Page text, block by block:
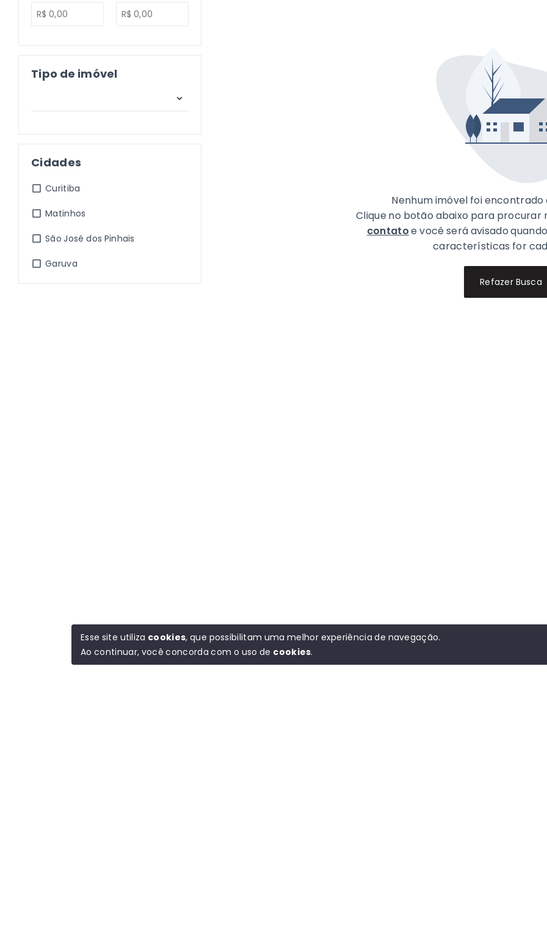
Tipo de imóvel
Cidades
Curitiba
Matinhos
São José dos Pinhais
Garuva
Nenhum imóvel foi encontrado
Clique no botão abaixo para procurar
contatoe você será avisado
características for
Refazer Busca
Esse site utiliza cookies, que possibilitam uma melhor experiência de navegação.
Ao continuar, você concorda com o uso de cookies.